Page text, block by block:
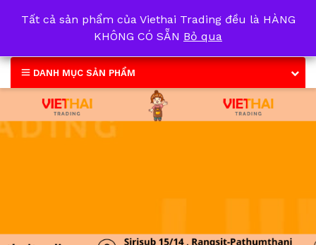
DANH MỤC SẢN PHẨM
Tất cả sản phẩm của Viethai Trading đều là HÀNG
KHÔNG CÓ SẴN Bỏ qua